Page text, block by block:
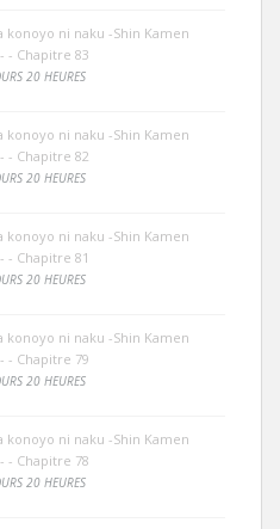
konoyo ni naku -Shin Kamen
- Chapitre 83
20 HEURES
konoyo ni naku -Shin Kamen
- Chapitre 82
20 HEURES
konoyo ni naku -Shin Kamen
- Chapitre 81
20 HEURES
konoyo ni naku -Shin Kamen
- Chapitre 79
20 HEURES
konoyo ni naku -Shin Kamen
- Chapitre 78
20 HEURES